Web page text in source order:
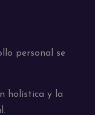
personal se
holística y la